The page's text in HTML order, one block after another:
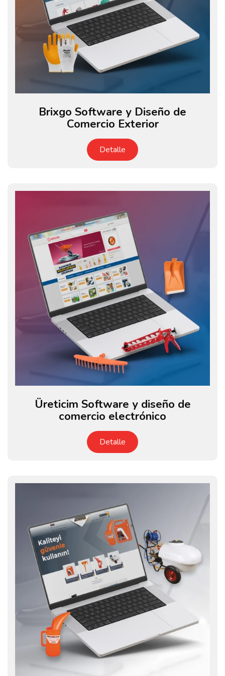
Brixgo Software y Diseño de
Comercio Exterior
Detalle
Üreticim Software y diseño de
comercio electrónico
Detalle